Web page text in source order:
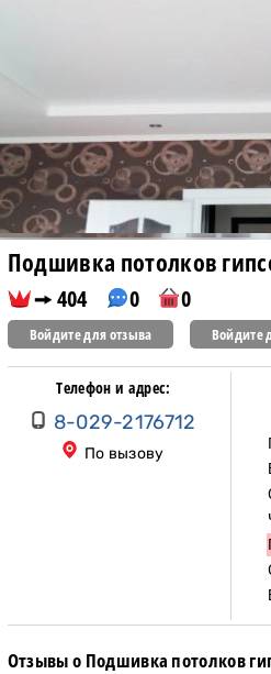
Подшивка потолков
404 0 0
Войдите для отзыва Войдите
Телефон и адрес:
8-029-2176712
По вызову
Отзывы о Подшивка потолков